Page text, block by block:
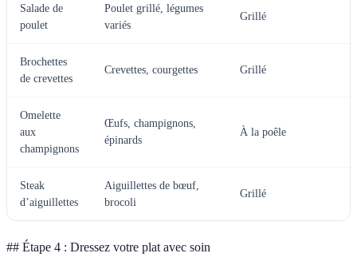
Salade de
poulet
Poulet grillé, légumes
variés
Grillé
Brochettes
de crevettes
Crevettes, courgettes Grillé
Omelette
aux
champignons
Œufs, champignons,
épinards
À la poêle
Steak
d’aiguillettes
Aiguillettes de bœuf,
brocoli
Grillé
## Étape 4 : Dressez votre plat avec soin